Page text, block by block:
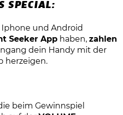
SPECIAL:
und Android
Seeker App haben,zahlen
dein Handy mit der
herzeigen.
beim Gewinnspiel